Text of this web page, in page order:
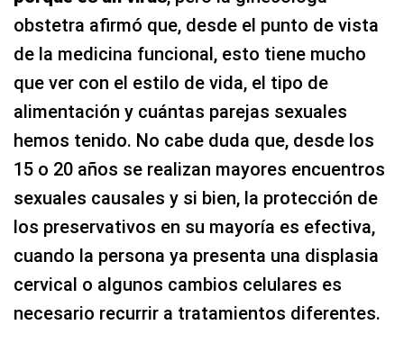
obstetra afirmó que, desde el punto de vista
de la medicina funcional, esto tiene mucho
que ver con el estilo de vida, el tipo de
alimentación y cuántas parejas sexuales
hemos tenido. No cabe duda que, desde los
15 o 20 años se realizan mayores encuentros
sexuales causales y si bien, la protección de
los preservativos en su mayoría es efectiva,
cuando la persona ya presenta una displasia
cervical o algunos cambios celulares es
necesario recurrir a tratamientos diferentes.